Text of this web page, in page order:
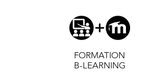
FORMATION
B-LEARNING